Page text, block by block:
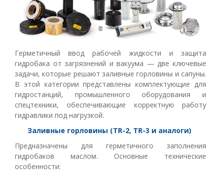
Герметичный ввод рабочей жидкости и защита
гидробака от загрязнений и вакуума — две ключевые
задачи, которые решают заливные горловины и сапуны.
В этой категории представлены комплектующие для
гидростанций, промышленного оборудования и
спецтехники, обеспечивающие корректную работу
гидравлики под нагрузкой.
Заливные горловины (TR-2, TR-3 и аналоги)
Предназначены для герметичного заполнения
гидробаков маслом. Основные технические
особенности: